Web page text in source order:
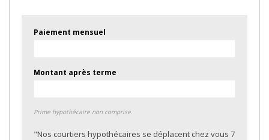
Paiement mensuel
Montant après terme
Prime hypothécaire non comprise.
"Nos courtiers hypothécaires se déplacent chez vous 7